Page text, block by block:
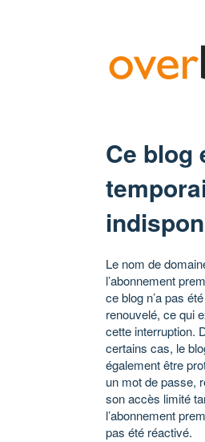
Ce blog
Le nom de
l’abonnement
ce blog n’a pas été
renouvelé, ce qui
cette interruption.
certains cas, le
également être
un mot de passe,
son accès limité
l’abonnement
pas été réactivé.